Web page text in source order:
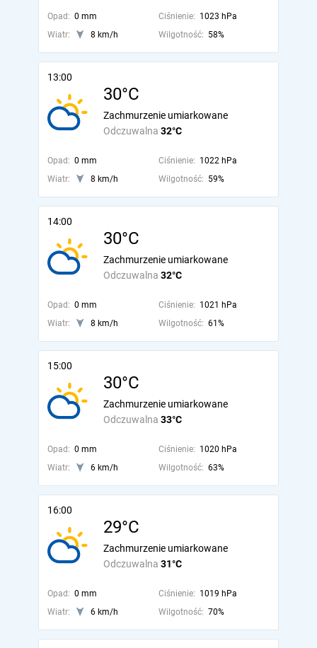
Opad: 0 mm Ciśnienie: 1023 hPa
Wiatr:
8 km/h Wilgotność: 58%
13:00
30°C
Odczuwalna 32°C
Zachmurzenie umiarkowane
Opad: 0 mm Ciśnienie: 1022 hPa
Wiatr:
8 km/h Wilgotność: 59%
14:00
30°C
Odczuwalna 32°C
Zachmurzenie umiarkowane
Opad: 0 mm Ciśnienie: 1021 hPa
Wiatr:
8 km/h Wilgotność: 61%
15:00
30°C
Odczuwalna 33°C
Zachmurzenie umiarkowane
Opad: 0 mm Ciśnienie: 1020 hPa
Wiatr:
6 km/h Wilgotność: 63%
16:00
29°C
Odczuwalna 31°C
Zachmurzenie umiarkowane
Opad: 0 mm Ciśnienie: 1019 hPa
Wiatr:
6 km/h Wilgotność: 70%